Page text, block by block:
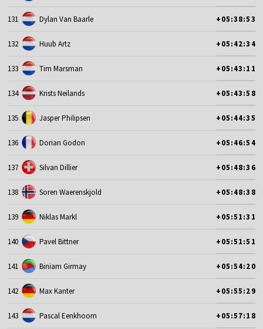
131 Dylan Van Baarle +05:38:53
132 Huub Artz +05:42:34
133 Tim Marsman +05:43:11
134 Krists Neilands +05:43:58
135 Jasper Philipsen +05:44:35
136 Dorian Godon +05:46:54
137 Silvan Dillier +05:48:36
138 Soren Waerenskjold +05:48:38
139 Niklas Markl +05:51:31
140 Pavel Bittner +05:51:51
141 Biniam Girmay +05:54:20
142 Max Kanter +05:55:29
143 Pascal Eenkhoorn +05:57:18